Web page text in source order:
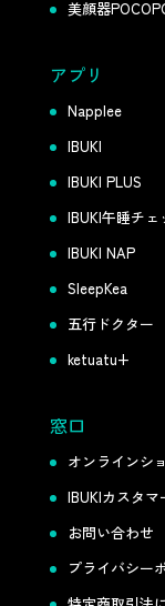
美顔器
アプリ
Napplee
IBUKI
IBUKI PLUS
IBUKI午睡チェ
IBUKI NAP
SleepKea
五行ドクター
ketuatu+
窓口
オンラインシ
IBUKIカスタマ
お問い合わせ
プライバシー